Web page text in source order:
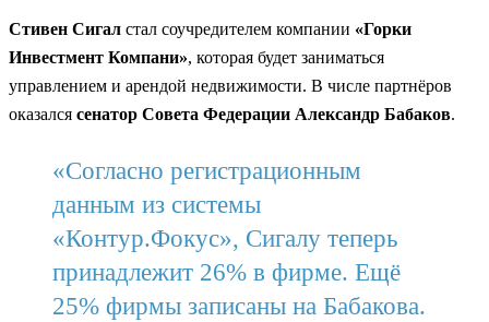
Стивен Сигал стал соучредителем компании «Горки
Инвестмент Компани», которая будет заниматься
управлением и арендой недвижимости. В числе партнёров
оказался сенатор Совета Федерации Александр Бабаков.
«Согласно регистрационным
данным из системы
«Контур.Фокус», Сигалу теперь
принадлежит 26% в фирме. Ещё
25% фирмы записаны на Бабакова.